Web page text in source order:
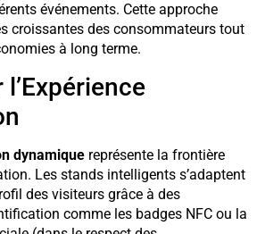
événements. Cette approche
croissantes des consommateurs tout
à long terme.
dynamique représente la frontière
Les stands intelligents s’adaptent
des visiteurs grâce à des
comme les badges NFC ou la